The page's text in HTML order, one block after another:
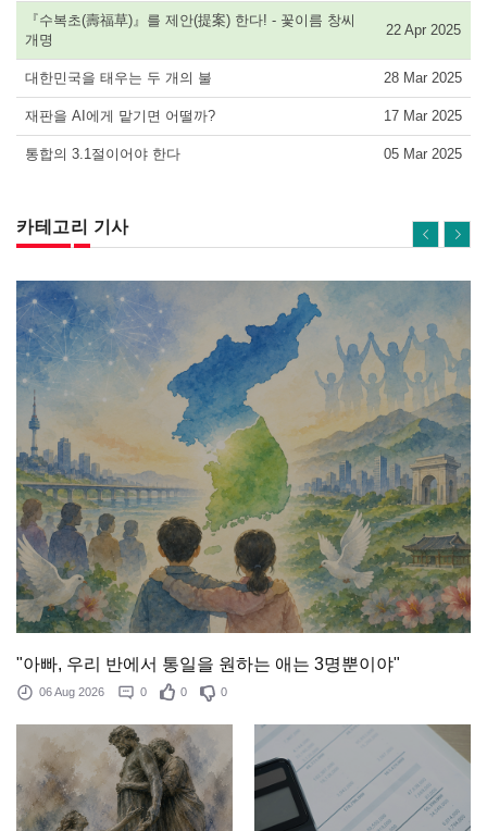
『수복초(壽福草)』를 제안(提案) 한다! - 꽃이름 창씨
개명
22 Apr 2025
대한민국을 태우는 두 개의 불 28 Mar 2025
재판을 AI에게 맡기면 어떨까? 17 Mar 2025
통합의 3.1절이어야 한다 05 Mar 2025
카테고리 기사
"아빠, 우리 반에서 통일을 원하는 애는 3명뿐이야"
06 Aug 2026 0 0 0